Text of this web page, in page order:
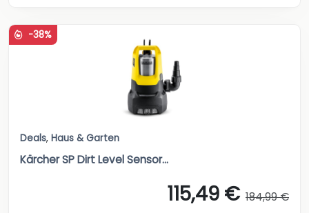
-38%
Deals, Haus & Garten
Kärcher SP Dirt Level Sensor...
115,49 € 184,99 €